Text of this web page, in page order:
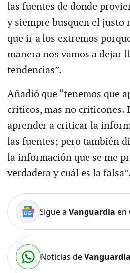
las fuentes de donde
y siempre busquen el justo
que ir a los extremos
manera nos vamos a dejar
tendencias”.
Añadió que “tenemos que
críticos, mas no criticones.
aprender a criticar la
las fuentes; pero también
la información que se me
verdadera y cuál es la falsa”.
Sigue a Vanguardia en
Noticias deVanguardia